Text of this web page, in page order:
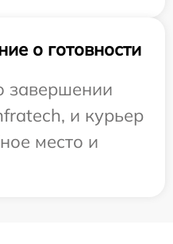
о готовности
и курьер
место и